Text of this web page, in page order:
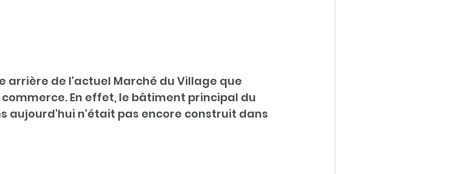
arrière de l'actuel Marché du Village que
En effet, le bâtiment principal du
aujourd'hui n'était pas encore construit dans